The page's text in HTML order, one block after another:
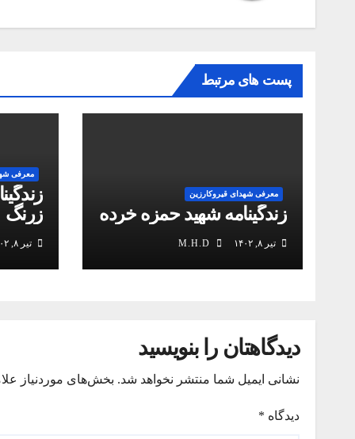
پست های مرتبط
معرفی شهدای قیروکارزین
زندگینامه شهید حمزه خرده
تیر ۸, ۱۴۰۲
معرفی
زرنگ
تیر ۸, ۱۴۰۲
دیدگاهتان را بنویسید
نشانی ایمیل شما منتشر نخواهد شد. بخش‌های موردنیاز
دیدگاه *